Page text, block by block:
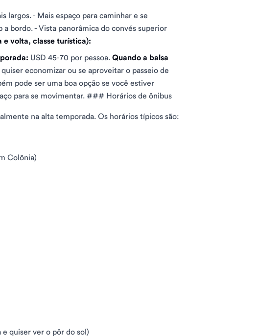
largos. - Mais espaço para caminhar e se
bordo. - Vista panorâmica do convés superior
e volta, classe turística):
USD 45-70 por pessoa. Quando a balsa
economizar ou se aproveitar o passeio de
pode ser uma boa opção se você estiver
para se movimentar. ### Horários de ônibus
na alta temporada. Os horários típicos são:
Colônia)
quiser ver o pôr do sol)